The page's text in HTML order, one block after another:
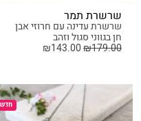
שרשרת תמר
שרשרת עדינה עם חרוזי אבן
חן בגווני סגול וזהב
₪179.00
₪143.00
חדש